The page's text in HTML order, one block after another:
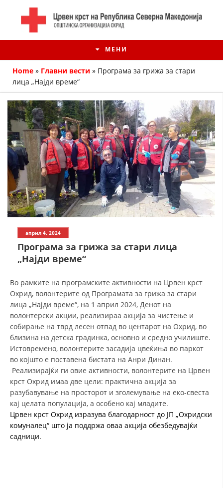
МЕНИ
ИСТОРИЈАТ НА ЦКРМ
ИСТОРИЈАТ НА ДВИЖЕЊЕТО
СТРУКТУРА НА ОРГАНИЗАЦИЈАТА
КОНТАКТ ИНФОРМАЦИИ
ЧЛЕНСТВО ВО ПРОФЕСИОНАЛНИ ТЕЛА
ЗАКОН ЗА ЦКРМ
СТАТУТ НА ЦКРМ
ОРГАНИЗАЦИЈА И РАЗВОЈ
РАКОВОДЕН ОДБОР
СОБРАНИЕ
Home » Главни вести » Програма за грижа за стари
лица „Најди време“
април 4, 2024
Програма за грижа за стари лица
„Најди време“
Во рамките на програмските активности на Црвен крст
Охрид, волонтерите од Програмата за грижа за стари
лица „Најди време“, на 1 април 2024, Денот на
волонтерски акции, реализираа акција за чистење и
собирање на тврд лесен отпад во центарот на Охрид, во
близина на детска градинка, основно и средно училиште.
Истовремено, волонтерите засадија цвеќиња во паркот
во којшто е поставена бистата на Анри Динан.
Реализирајќи ги овие активности, волонтерите на Црвен
крст Охрид имаа две цели: практична акција за
разубавување на просторот и зголемување на еко-свеста
кај целата популација, а особено кај младите.
Црвен крст Охрид изразува благодарност до ЈП „Охридски
комуналец“ што ја поддржа оваа акција обезбедувајќи
садници.